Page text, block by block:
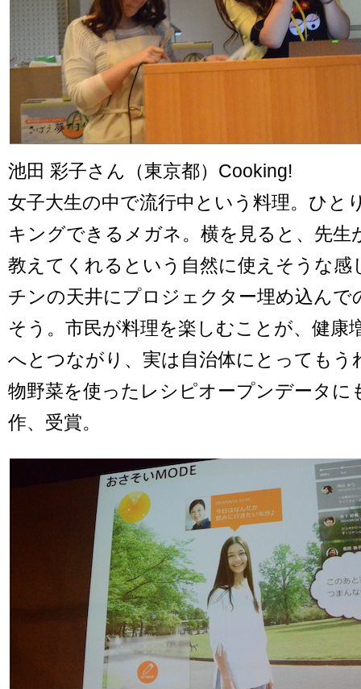
池田 彩子さん（東京都）Cooking!
女子大生の中で流行中という料理。ひと
キングできるメガネ。横を見ると、先生
教えてくれるという自然に使えそうな感
チンの天井にプロジェクター埋め込んで
そう。市民が料理を楽しむことが、健康
へとつながり、実は自治体にとってもう
物野菜を使ったレシピオープンデータに
作、受賞。